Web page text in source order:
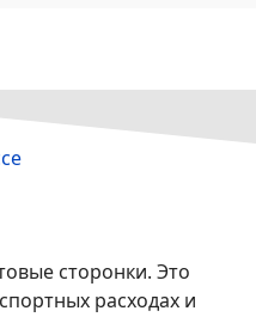
сторонки. Это
расходах и